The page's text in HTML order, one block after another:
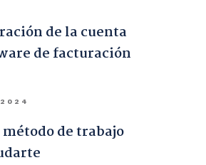
de la cuenta
de facturación
de trabajo